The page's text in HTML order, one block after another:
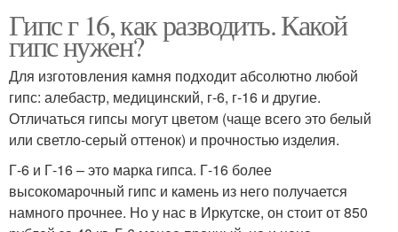
Гипс г 16, как разводить. Какой
гипс нужен?
Для изготовления камня подходит абсолютно любой
гипс: алебастр, медицинский, г-6, г-16 и другие.
Отличаться гипсы могут цветом (чаще всего это белый
или светло-серый оттенок) и прочностью изделия.
Г-6 и Г-16 – это марка гипса. Г-16 более
высокомарочный гипс и камень из него получается
намного прочнее. Но у нас в Иркутске, он стоит от 850